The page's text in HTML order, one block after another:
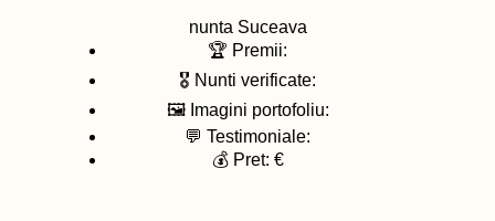
nunta Suceava
🏆 Premii:
🎖️ Nunti verificate:
🖼️ Imagini portofoliu:
💬 Testimoniale:
💰 Pret: €